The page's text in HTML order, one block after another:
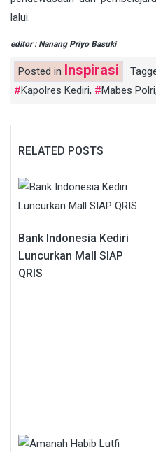
lalui.
editor : Nanang Priyo Basuki
Posted in Inspirasi
Kapolres Kediri, Mabes Polri,
RELATED POSTS
Bank Indonesia Kediri
Luncurkan Mall SIAP
QRIS